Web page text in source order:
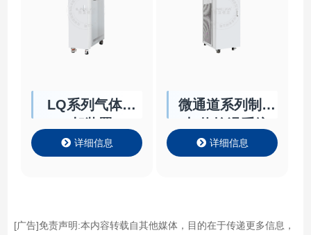
LQ系列气体冷
详细信息
微通道系列制冷
详细信息
[广告]免责声明:本内容转载自其他媒体，目的在于传递更多信息，